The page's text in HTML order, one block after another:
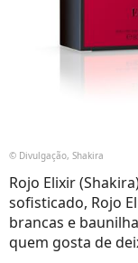
© Divulgação, Shakira
Rojo Elixir
sofisticado, Rojo
brancas e
quem gosta de